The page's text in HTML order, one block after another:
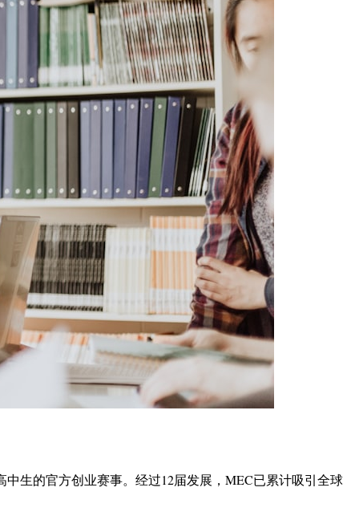
中生的官方创业赛事。经过12届发展，MEC已累计吸引全球